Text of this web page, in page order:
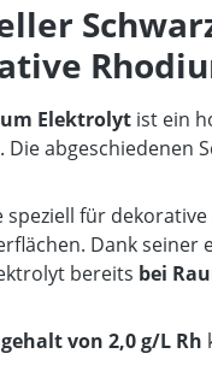
Elektrolyt ist ein
. Die abgeschiedenen
für
Dank
bereits bei
von 2,0 g/L Rh